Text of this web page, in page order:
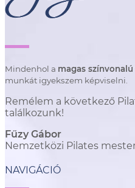
Mindenhol a magas
munkát igyekszem képviselni.
Remélem a következő
találkozunk!
Fűzy Gábor
Nemzetközi Pilates
NAVIGÁCIÓ